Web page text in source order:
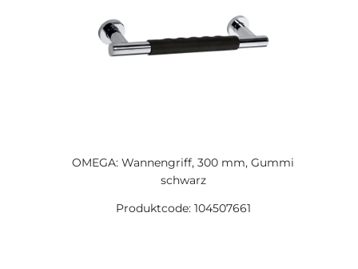
OMEGA: Wannengriff, 300 mm, Gummi
schwarz
Produktcode: 104507661